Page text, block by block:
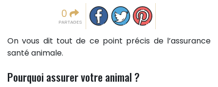
0
PARTAGES
Partager sur facebook
Partager sur Twitter
Epingler sur Pinterest
On vous dit tout de ce point précis de l’assurance
santé animale.
Pourquoi assurer votre animal ?